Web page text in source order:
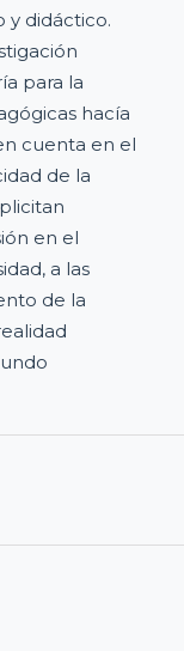
y didáctico.
para la
hacía
cuenta en el
de la
en el
a las
de la